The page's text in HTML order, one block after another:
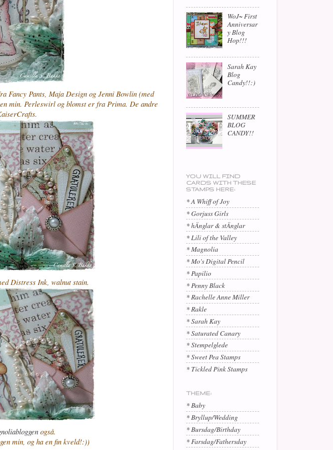
Fancy Pants, Maja Design og Jenni Bowlin (med
min. Perleswirl og blomst er fra Prima. De andre
Distress Ink, walnut stain.
også.
min, og ha en fin kveld!:))
WoJ~ First
Anniversar
y Blog
Hop!!!
Sarah Kay
Blog
Candy!!:)
SUMMER
BLOG
CANDY!!
YOU WILL FIND
CARDS WITH THESE
STAMPS HERE:
* A Whiff of Joy
* Gorjuss Girls
* hÄnglar & stÄnglar
* Lili of the Valley
* Magnolia
* Mo's Digital Pencil
* Papilio
* Penny Black
* Rachelle Anne Miller
* Rakle
* Sarah Kay
* Saturated Canary
* Stempelglede
* Sweet Pea Stamps
* Tickled Pink Stamps
THEME:
* Baby
* Bryllup/Wedding
* Bursdag/Birthday
* Farsdag/Fathersday